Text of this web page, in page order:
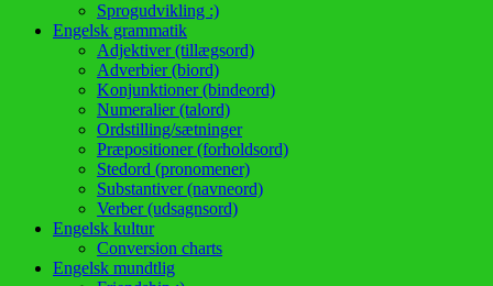
Sprogudvikling :)
Engelsk grammatik
Adjektiver (tillægsord)
Adverbier (biord)
Konjunktioner (bindeord)
Numeralier (talord)
Ordstilling/sætninger
Præpositioner (forholdsord)
Stedord (pronomener)
Substantiver (navneord)
Verber (udsagnsord)
Engelsk kultur
Conversion charts
Engelsk mundtlig